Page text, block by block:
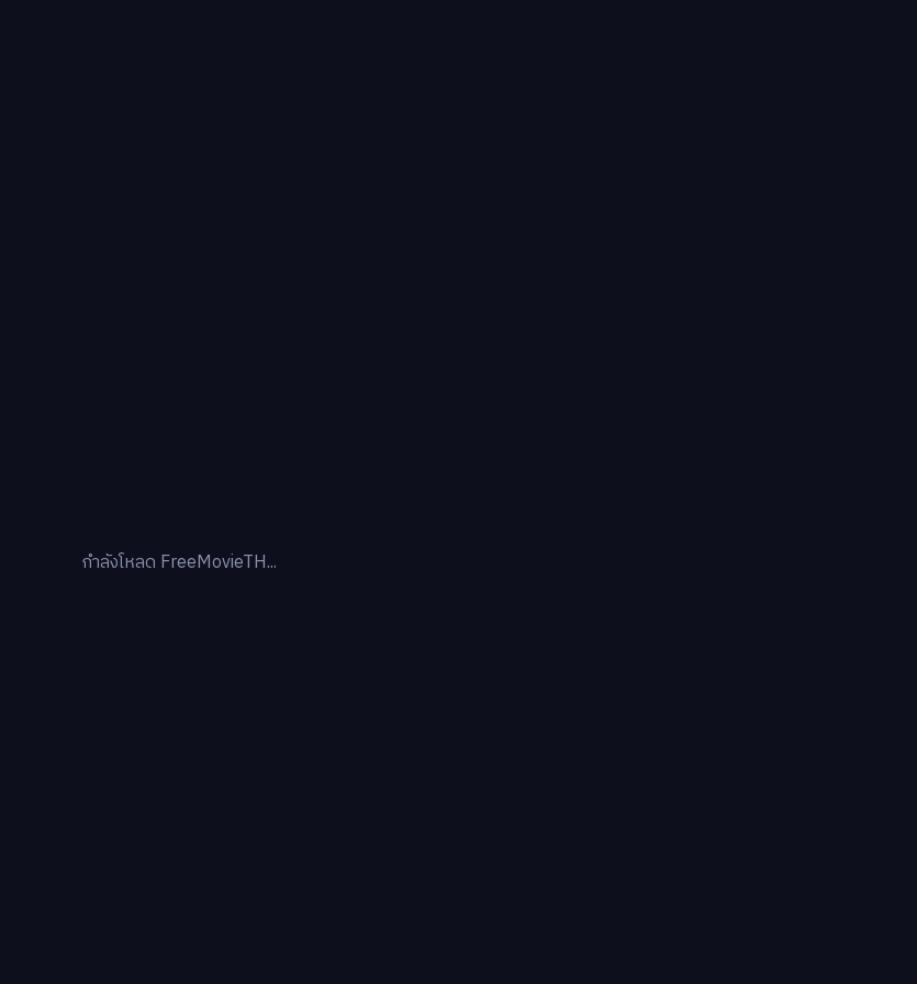
กำลังโหลด FreeMovieTH...